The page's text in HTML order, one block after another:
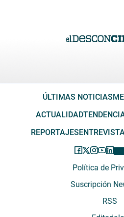
ÚLTIMAS NOTICIAS
ACTUALIDAD
REPORTAJES
Política de
Suscripción
RSS